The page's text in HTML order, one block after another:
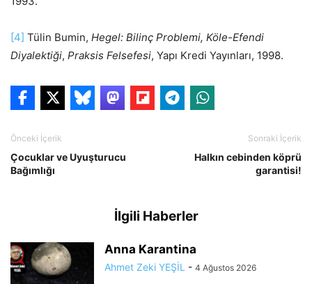
[4] Tülin Bumin, Hegel: Bilinç Problemi, Köle-Efendi
Diyalektiği, Praksis Felsefesi, Yapı Kredi Yayınları, 1998.
Önceki İçerik
Çocuklar ve Uyuşturucu
Bağımlığı
Sonraki İçerik
Halkın cebinden köprü
garantisi!
İlgili Haberler
Anna Karantina
Ahmet Zeki YEŞİL - 4 Ağustos 2026